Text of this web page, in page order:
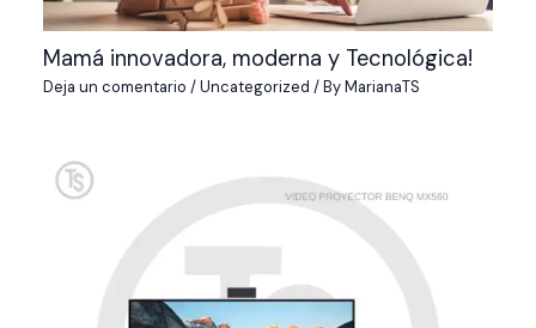
Mamá innovadora, moderna y Tecnológica!
Deja un comentario /Uncategorized / ByMarianaTS